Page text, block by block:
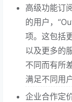
高级功能订
的用户，
项。这包括
以及更多的
不同而有所
满足不同用
企业合作定